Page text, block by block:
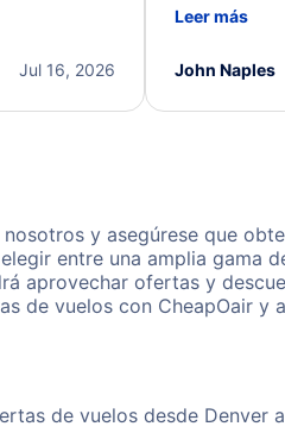
flight
and
Jul 16, 2026
beyond to
Leer más
John Naples
y asegúrese que
entre una amplia gama
aprovechar ofertas y
de vuelos con CheapOair y
de vuelos desde Denver